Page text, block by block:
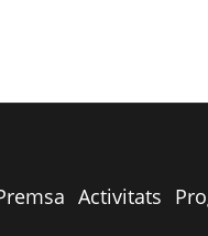
Activitats